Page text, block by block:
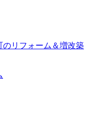
リフォーム＆増改築